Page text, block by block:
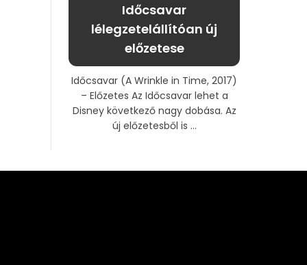
Időcsavar
lélegzetelállítóan új
előzetese
Időcsavar (A Wrinkle in Time, 2017)
– Előzetes Az Időcsavar lehet a
Disney következő nagy dobása. Az
új előzetesből is ...